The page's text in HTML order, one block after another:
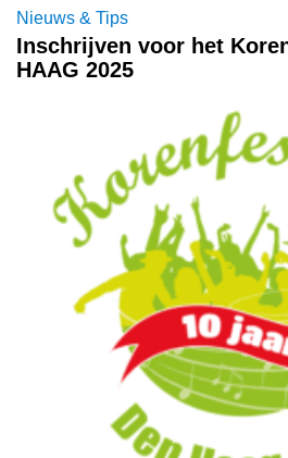
Nieuws & Tips
Inschrijven voor het
HAAG 2025